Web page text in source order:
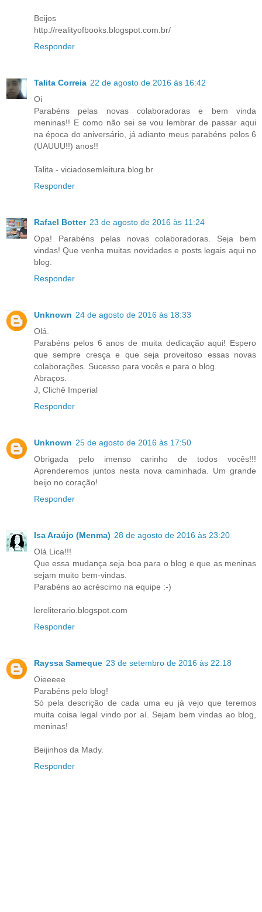
Beijos
http://realityofbooks.blogspot.com.br/
Responder
Talita Correia 22 de agosto de 2016 às 16:42
Oi
Parabéns pelas novas colaboradoras e bem vinda
meninas!! E como não sei se vou lembrar de passar aqui
na época do aniversário, já adianto meus parabéns pelos 6
(UAUUU!!) anos!!
Talita - viciadosemleitura.blog.br
Responder
Rafael Botter 23 de agosto de 2016 às 11:24
Opa! Parabéns pelas novas colaboradoras. Seja bem
vindas! Que venha muitas novidades e posts legais aqui no
blog.
Responder
Unknown 24 de agosto de 2016 às 18:33
Olá.
Parabéns pelos 6 anos de muita dedicação aqui! Espero
que sempre cresça e que seja proveitoso essas novas
colaborações. Sucesso para vocês e para o blog.
Abraços.
J, Clichê Imperial
Responder
Unknown 25 de agosto de 2016 às 17:50
Obrigada pelo imenso carinho de todos vocês!!!
Aprenderemos juntos nesta nova caminhada. Um grande
beijo no coração!
Responder
Isa Araújo (Menma) 28 de agosto de 2016 às 23:20
Olá Lica!!!
Que essa mudança seja boa para o blog e que as meninas
sejam muito bem-vindas.
Parabéns ao acréscimo na equipe :-)
lereliterario.blogspot.com
Responder
Rayssa Sameque 23 de setembro de 2016 às 22:18
Oieeeee
Parabéns pelo blog!
Só pela descrição de cada uma eu já vejo que teremos
muita coisa legal vindo por aí. Sejam bem vindas ao blog,
meninas!
Beijinhos da Mady.
Responder